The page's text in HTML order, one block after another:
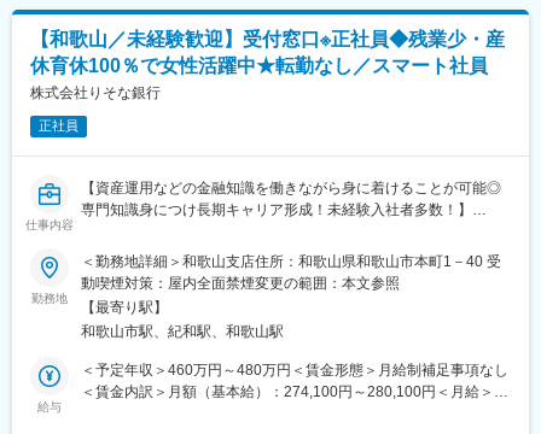
万円（在職最年少30歳）
課長・担当課長：690～850万円（在職最年少35歳）／管理職：
800～1,000万円超（在職最年少37歳）
変更の範囲：会社の定める業務
・OJT、Off-JTともに充実した教育・サポート体制が整備されてお
り、未経験の方が安心して働ける環境となっています。
■やりがい
お客様や事故のお相手から、事故対応に対する“心から”の感謝やお
褒めのお言葉をいただくことも多くあります。また、組織内のコ
ミュニケーションが活発で、チームワークもよく、相談もしやす
い環境で仕事をしていただけます。
■その他職務・職場関連情報
（1）勤務時間・休暇
・来客・電話受付は17時までとなっており、18時前後には退社さ
・土日、祝日の勤務は基本的にありません。また、土日、祝日休
暇や所定の有給休暇とは別に、年に2回、5日間連続で休暇取得で
きる特別連続有給休暇制度があり（前後土日休暇などを含めると9
日間以上連続した休暇取得が可能）、ほとんどの方がこの制度を
（2）在宅勤務：
配属先職場の事情によりますが、インフラは整備されており、在
【和歌山／未経験歓迎】受付窓口※正社員◆残業少・産
休育休100％で女性活躍中★転勤なし／スマート社員
株式会社りそな銀行
正社員
仕事内容
【資産運用などの金融知識を働きながら身に着けることが可能◎
専門知識身につけ長期キャリア形成！未経験入社者多数！】
のサービスで顧客ニーズに対応～
■業務内容：
～銀行店頭窓口での受付・相談・事務～
ご来店されたお客さまへの案内として、以下のような業務に従事
していただきます。
・お口座開設のお手続き
勤務地
＜勤務地詳細＞和歌山支店住所：和歌山県和歌山市本町1－40 受
動喫煙対策：屋内全面禁煙変更の範囲：本文参照
【最寄り駅】
和歌山市駅、紀和駅、和歌山駅
給与
＜予定年収＞460万円～480万円＜賃金形態＞月給制補足事項なし
＜賃金内訳＞月額（基本給）：274,100円～280,100円＜月給＞